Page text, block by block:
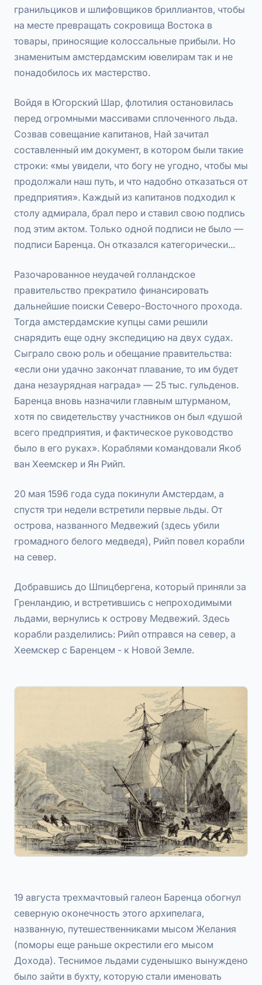
гранильциков и шлифовщиков бриллиантов, чтобы
на месте превращать сокровища Востока в
товары, приносящие колоссальные прибыли. Но
знаменитым амстердамским ювелирам так и не
понадобилось их мастерство.
Войдя в Югорский Шар, флотилия остановилась
перед огромными массивами сплоченного льда.
Созвав совещание капитанов, Най зачитал
составленный им документ, в котором были такие
строки: «мы увидели, что богу не угодно, чтобы мы
продолжали наш путь, и что надобно отказаться от
предприятия». Каждый из капитанов подходил к
столу адмирала, брал перо и ставил свою подпись
под этим актом. Только одной подписи не было —
подписи Баренца. Он отказался категорически...
Разочарованное неудачей голландское
правительство прекратило финансировать
дальнейшие поиски Северо-Восточного прохода.
Тогда амстердамские купцы сами решили
снарядить еще одну экспедицию на двух судах.
Сыграло свою роль и обещание правительства:
«если они удачно закончат плавание, то им будет
дана незаурядная награда» — 25 тыс. гульденов.
Баренца вновь назначили главным штурманом,
хотя по свидетельству участников он был «душой
всего предприятия, и фактическое руководство
было в его руках». Кораблями командовали Якоб
ван Хеемскер и Ян Рийп.
20 мая 1596 года суда покинули Амстердам, а
спустя три недели встретили первые льды. От
острова, названного Медвежий (здесь убили
громадного белого медведя), Рийп повел корабли
на север.
Добравшись до Шпицбергена, который приняли за
Гренландию, и встретившись с непроходимыми
льдами, вернулись к острову Медвежий. Здесь
корабли разделились: Рийп отправся на север, а
Хеемскер с Баренцем - к Новой Земле.
19 августа трехмачтовый галеон Баренца обогнул
северную оконечность этого архипелага,
названную, путешественниками мысом Желания
(поморы еще раньше окрестили его мысом
Дохода). Теснимое льдами суденышко вынуждено
было зайти в бухту, которую стали именовать